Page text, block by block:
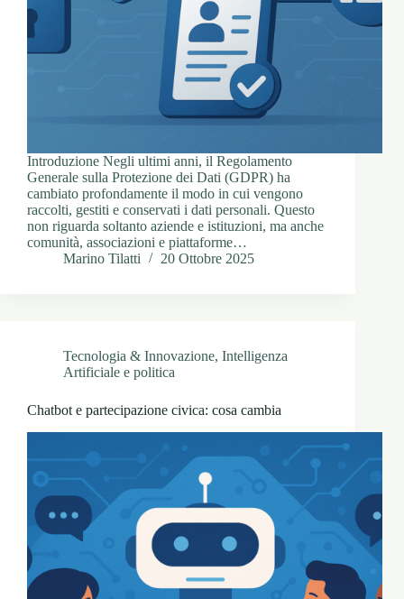
Introduzione Negli ultimi anni, il Regolamento
Generale sulla Protezione dei Dati (GDPR) ha
cambiato profondamente il modo in cui vengono
raccolti, gestiti e conservati i dati personali. Questo
non riguarda soltanto aziende e istituzioni, ma anche
comunità, associazioni e piattaforme…
Marino Tilatti
20 Ottobre 2025
Tecnologia & Innovazione, Intelligenza
Artificiale e politica
Chatbot e partecipazione civica: cosa cambia